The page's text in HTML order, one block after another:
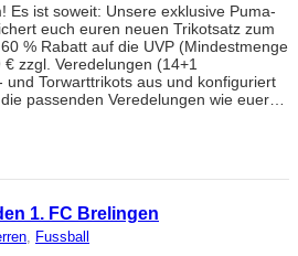
Es ist soweit: Unsere exklusive Puma-
euch euren neuen Trikotsatz zum
% Rabatt auf die UVP (Mindestmenge
zzgl. Veredelungen (14+1
und Torwarttrikots aus und konfiguriert
passenden Veredelungen wie euer…
1. FC Brelingen
, Fussball